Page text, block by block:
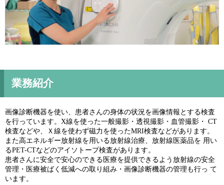
業務紹介
画像診断機器を使い、患者さんの身体の状況を画像情報とする検査
を行っています。X線を使った一般撮影・透視撮影・血管撮影・ CT
検査などや、Ｘ線を使わず磁力を使ったMRI検査などがあります。
また高エネルギー放射線を用いる放射線治療、放射線医薬品を 用い
るPET-CTなどのアイソトープ検査があります。
患者さんに安全で安心のできる医療を提供できるよう放射線の安全
管理・医療被ばく低減への取り組み・画像診断機器の管理も行っ て
います。